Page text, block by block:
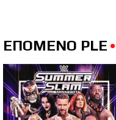
ΕΠΟΜΕΝΟ PLE